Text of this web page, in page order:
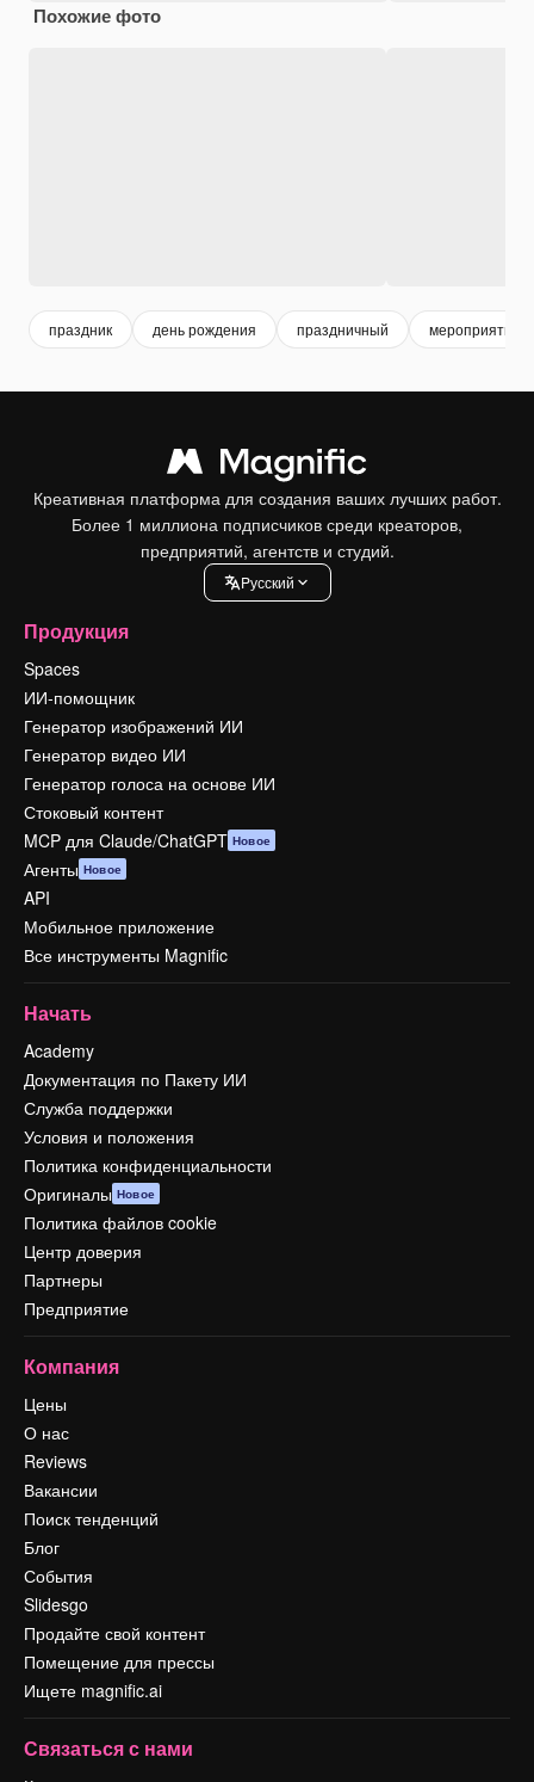
Похожие фото
праздник день рождения праздничный мероприятие
Креативная платформа для создания ваших лучших работ.
Более 1 миллиона подписчиков среди креаторов,
предприятий, агентств и студий.
Pусский
Продукция
Spaces
ИИ-помощник
Генератор изображений ИИ
Генератор видео ИИ
Генератор голоса на основе ИИ
Стоковый контент
MCP для Claude/ChatGPT Новое
Агенты Новое
API
Мобильное приложение
Все инструменты Magnific
Начать
Academy
Документация по Пакету ИИ
Служба поддержки
Условия и положения
Политика конфиденциальности
Оригиналы Новое
Политика файлов cookie
Центр доверия
Партнеры
Предприятие
Компания
Цены
О нас
Reviews
Вакансии
Поиск тенденций
Блог
События
Slidesgo
Продайте свой контент
Помещение для прессы
Ищете magnific.ai
Связаться с нами